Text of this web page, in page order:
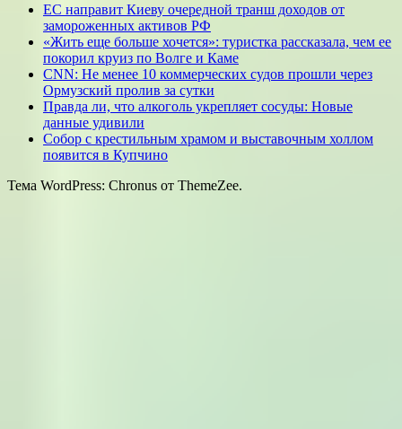
ЕС направит Киеву очередной транш доходов от
замороженных активов РФ
«Жить еще больше хочется»: туристка рассказала, чем ее
покорил круиз по Волге и Каме
CNN: Не менее 10 коммерческих судов прошли через
Ормузский пролив за сутки
Правда ли, что алкоголь укрепляет сосуды: Новые
данные удивили
Собор с крестильным храмом и выставочным холлом
появится в Купчино
Тема WordPress: Chronus от ThemeZee.